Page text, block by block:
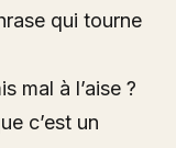
qui tourne
mal à l’aise ?
c’est un